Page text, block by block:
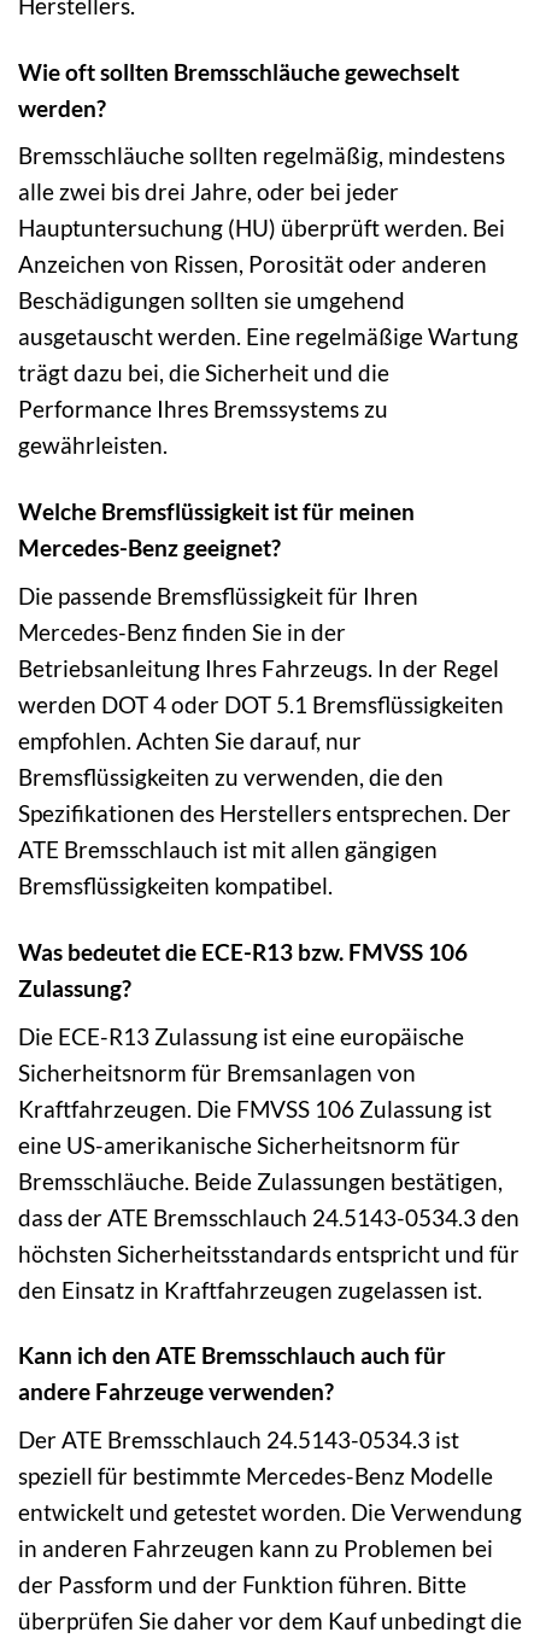
Wie oft sollten Bremsschläuche gewechselt
werden?
Bremsschläuche sollten regelmäßig, mindestens
alle zwei bis drei Jahre, oder bei jeder
Hauptuntersuchung (HU) überprüft werden. Bei
Anzeichen von Rissen, Porosität oder anderen
Beschädigungen sollten sie umgehend
ausgetauscht werden. Eine regelmäßige Wartung
trägt dazu bei, die Sicherheit und die
Performance Ihres Bremssystems zu
gewährleisten.
Welche Bremsflüssigkeit ist für meinen
Mercedes-Benz geeignet?
Die passende Bremsflüssigkeit für Ihren
Mercedes-Benz finden Sie in der
Betriebsanleitung Ihres Fahrzeugs. In der Regel
werden DOT 4 oder DOT 5.1 Bremsflüssigkeiten
empfohlen. Achten Sie darauf, nur
Bremsflüssigkeiten zu verwenden, die den
Spezifikationen des Herstellers entsprechen. Der
ATE Bremsschlauch ist mit allen gängigen
Bremsflüssigkeiten kompatibel.
Was bedeutet die ECE-R13 bzw. FMVSS 106
Zulassung?
Die ECE-R13 Zulassung ist eine europäische
Sicherheitsnorm für Bremsanlagen von
Kraftfahrzeugen. Die FMVSS 106 Zulassung ist
eine US-amerikanische Sicherheitsnorm für
Bremsschläuche. Beide Zulassungen bestätigen,
dass der ATE Bremsschlauch 24.5143-0534.3 den
höchsten Sicherheitsstandards entspricht und für
den Einsatz in Kraftfahrzeugen zugelassen ist.
Kann ich den ATE Bremsschlauch auch für
andere Fahrzeuge verwenden?
Der ATE Bremsschlauch 24.5143-0534.3 ist
speziell für bestimmte Mercedes-Benz Modelle
entwickelt und getestet worden. Die Verwendung
in anderen Fahrzeugen kann zu Problemen bei
der Passform und der Funktion führen. Bitte
überprüfen Sie daher vor dem Kauf unbedingt die